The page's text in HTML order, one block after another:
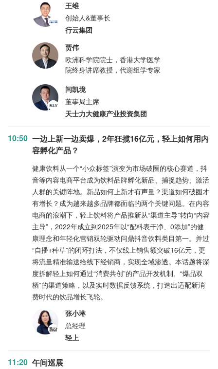
王维
创始人&董事长
行云集团
贾伟
欧洲科学院院士，香港大学医学
院终身讲席教授，代谢组学专家
闫凯境
董事局主席
天士力大健康产业投资集团
10:50 一边上新一边卖爆，2年狂揽16亿元，轻上如何用内
容孵化产品？
健康饮料从一个“小众标签”演变为市场破圈的核心赛道，抖
音等内容电商平台成为饮料品牌孵化新品、捕捉趋势、激活
人群的关键阵地。新品如何上新才有声量？渠道如何破圈才
有增长？成为越来越多品牌都面临的两个关键问题。在内容
电商的浪潮下，轻上饮料将产品推新从“渠道主导”转向“内容
主导”，2022年成立到2025年以“配料表干净、0添加”的健
康理念和年轻化营销双轮驱动问鼎抖音饮料类目第一。并过
“自播+种草”的闭环打法，不仅线上销售额突破16亿元，更
将流量精准输送给线下经销商，实现全域渗透。本话题将深
度拆解轻上如何通过“消费共创”的产品开发机制、“爆品双
栖”的渠道策略，以及实时数据反馈系统，打造出适配新消
费时代的饮品增长飞轮。
张小琳
总经理
轻上
11:20 午间巡展